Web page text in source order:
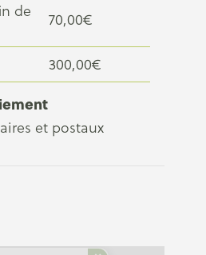
de
70,00€
300,00€
et postaux